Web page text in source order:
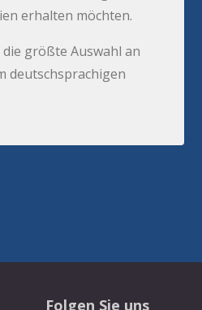
erhalten möchten.
die größte Auswahl an
deutschsprachigen
Folgen Sie uns